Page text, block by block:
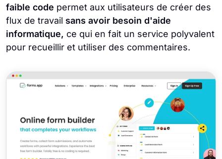
faible code permet aux utilisateurs de créer des
flux de travail sans avoir besoin d'aide
informatique, ce qui en fait un service polyvalent
pour recueillir et utiliser des commentaires.